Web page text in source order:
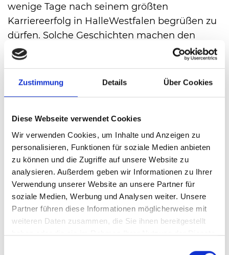
Zustimmung Details Über Cookies
Diese Webseite verwendet Cookies
Wir verwenden Cookies, um Inhalte und Anzeigen zu
personalisieren, Funktionen für soziale Medien anbieten
zu können und die Zugriffe auf unsere Website zu
analysieren. Außerdem geben wir Informationen zu Ihrer
Verwendung unserer Website an unsere Partner für
soziale Medien, Werbung und Analysen weiter. Unsere
Partner führen diese Informationen möglicherweise mit
weiteren Daten zusammen, die Sie ihnen bereitgestellt
haben oder die sie im Rahmen Ihrer Nutzung der Dienste
wenige Tage nach seinem größten
Karriereerfolg in HalleWestfalen begrüßen zu
dürfen. Solche Geschichten machen den
besonderen Stellenwert unseres Turniers im
internationalen Tenniskalenderaus.
Gemeinsam mit den Fans freuen wir uns
heristo-arena willkommen zu heißen“, sagt
Sven Wortmann, geschäftsführender
Gesellschafter und Vertreter der WORTMANN
AG.
Mit Alexander Zverev und Flavio Cobolli
werden damit beide Finalisten der French
Open 2026 bei den TERRA WORTMANN
OPEN erwartet. Während Zverev in Paris den
ersten Grand-Slam-Titel seiner Karriere
gewann, sorgte auch Cobolli mit seinem